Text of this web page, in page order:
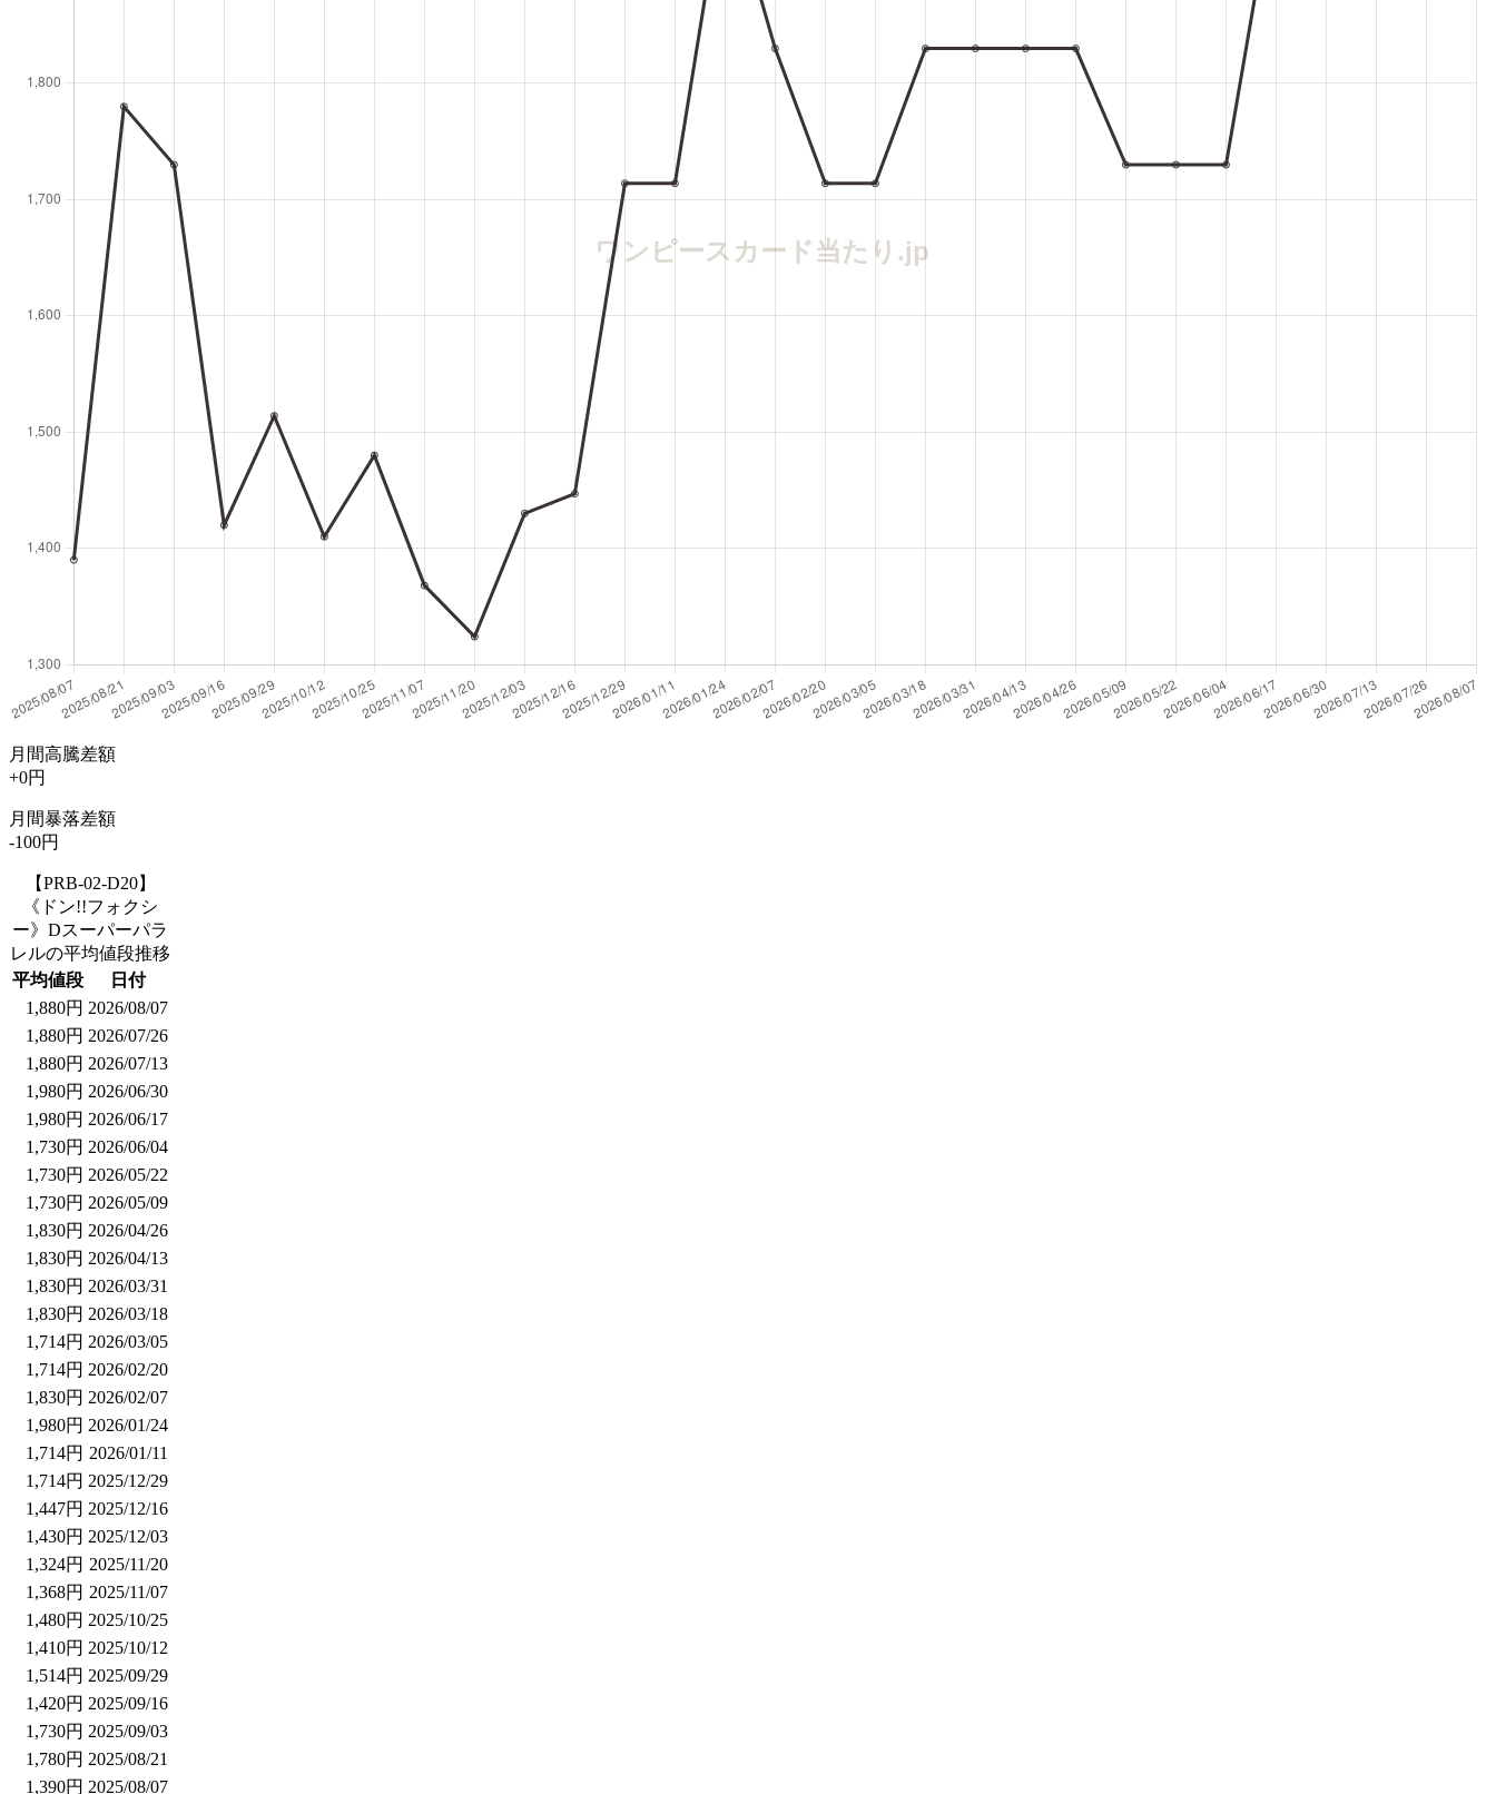
月間高騰差額
+0円
月間暴落差額
-100円
【PRB-02-D20】
《ドン!!フォクシ
ー》Dスーパーパラ
レルの平均値段推移
平均値段
日付
1,880円 2026/08/07
1,880円 2026/07/26
1,880円 2026/07/13
1,980円 2026/06/30
1,980円 2026/06/17
1,730円 2026/06/04
1,730円 2026/05/22
1,730円 2026/05/09
1,830円 2026/04/26
1,830円 2026/04/13
1,830円 2026/03/31
1,830円 2026/03/18
1,714円 2026/03/05
1,714円 2026/02/20
1,830円 2026/02/07
1,980円 2026/01/24
1,714円 2026/01/11
1,714円 2025/12/29
1,447円 2025/12/16
1,430円 2025/12/03
1,324円 2025/11/20
1,368円 2025/11/07
1,480円 2025/10/25
1,410円 2025/10/12
1,514円 2025/09/29
1,420円 2025/09/16
1,730円 2025/09/03
1,780円 2025/08/21
1,390円 2025/08/07